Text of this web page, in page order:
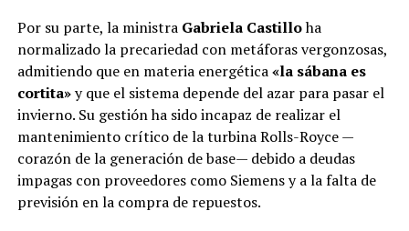
Por su parte, la ministra Gabriela Castilloha
normalizado la precariedad con metáforas vergonzosas,
admitiendo que en materia energética«la sábana es
cortita»y que el sistema depende del azar para pasar el
invierno. Su gestión ha sido incapaz de realizar el
mantenimiento crítico de la turbina Rolls-Royce —
corazón de la generación de base— debido a deudas
impagas con proveedores como Siemens y a la falta de
previsión en la compra de repuestos.